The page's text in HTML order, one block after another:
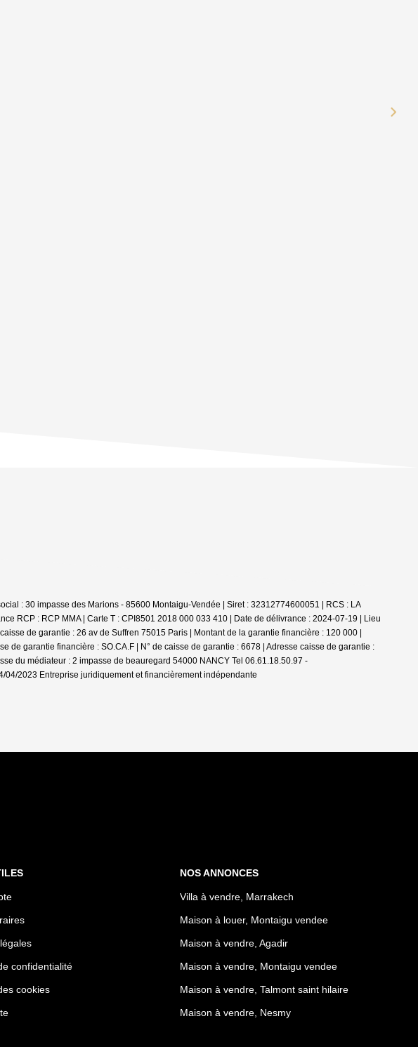
: 30 impasse des Marions - 85600 Montaigu-Vendée | Siret : 32312774600051 | RCS : LA
RCP : RCP MMA | Carte T : CPI8501 2018 000 033 410 | Date de délivrance : 2024-07-19 | Lieu
de garantie : 26 av de Suffren 75015 Paris | Montant de la garantie financière : 120 000 |
garantie financière : SO.CA.F | N° de caisse de garantie : 6678 | Adresse caisse de garantie :
du médiateur : 2 impasse de beauregard 54000 NANCY Tel 06.61.18.50.97 -
04/2023 Entreprise juridiquement et financièrement indépendante
confidentialité
cookies
NOS ANNONCES
Villa à vendre, Marrakech
Maison à louer, Montaigu vendee
Maison à vendre, Agadir
Maison à vendre, Montaigu vendee
Maison à vendre, Talmont saint hilaire
Maison à vendre, Nesmy